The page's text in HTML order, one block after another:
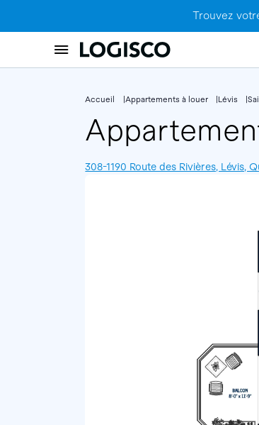
Trouvez
Accueil Appartements à louer Lévis
308-1190 Route des Rivières, Lévis,